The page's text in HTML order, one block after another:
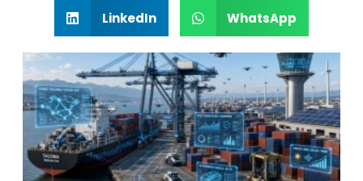
LinkedIn WhatsApp